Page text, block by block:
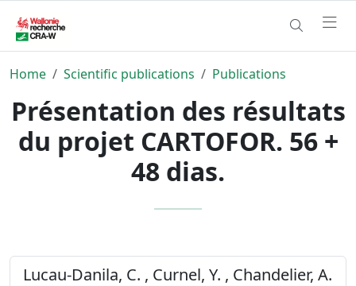
Home Scientific publications Publications
Présentation des résultats
du projet CARTOFOR. 56 +
48 dias.
Lucau-Danila, C. , Curnel, Y. , Chandelier, A.